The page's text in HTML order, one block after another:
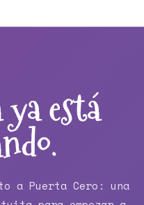
está
a Puerta Cero: una